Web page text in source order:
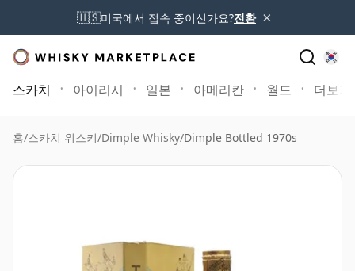
🇺🇸미국에서 접속 중이신가요?전환 ×
스카치 아이리시 일본 아메리칸 월드 더보기
홈/스카치 위스키/Dimple Whisky/Dimple Bottled 1970s